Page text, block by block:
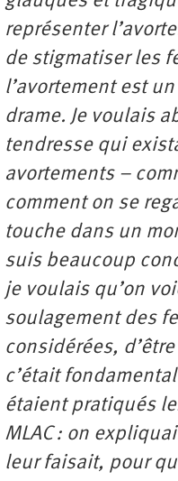
représenter
de stigmatiser les
l’avortement est
drame. Je voulais
tendresse qui
avortements –
comment on se
touche dans un
suis beaucoup
je voulais qu’on
soulagement des
considérées,
c’était
étaient pratiqués
MLAC : on
leur faisait, pour